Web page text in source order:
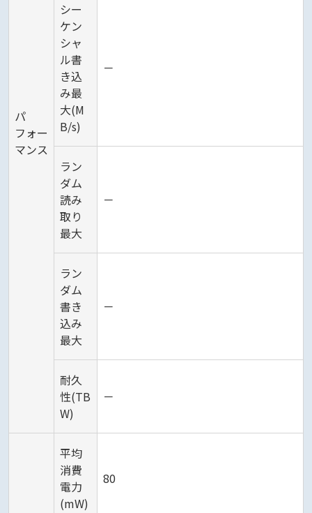
パ
フォー
マンス
シー
ケン
シャ
ル書
き込
み最
大(M
B/s)
－
ラン
ダム
読み
取り
最大
－
ラン
ダム
書き
込み
最大
－
耐久
性(TB
W)
－
平均
消費
電力
(mW)
80